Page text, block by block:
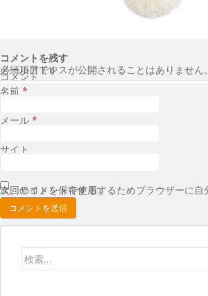
コメントを残す
メールアドレスが公開されることはありません。
が付いている欄は必須項目です
コメント
名前 *
メール *
サイト
次回のコメントで使用するためブラウザーに自分の名前、メールアドレス、サイトを保存する。